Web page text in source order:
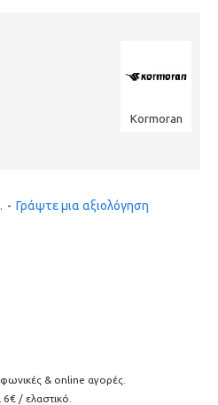
Kormoran
- Γράψτε μια αξιολόγηση
& online αγορές.
/ ελαστικό.